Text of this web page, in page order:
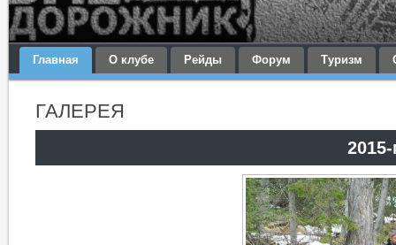
Главная О клубе Рейды Форум Туризм
ГАЛЕРЕЯ